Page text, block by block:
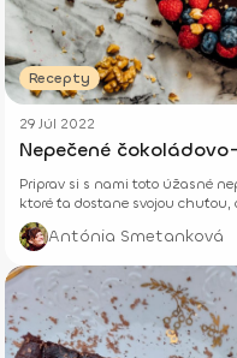
Recepty
29 Júl 2022
Nepečené
Priprav si s nami toto úžasné
ktoré ťa dostane svojou chuťou,
Antónia Smetanková